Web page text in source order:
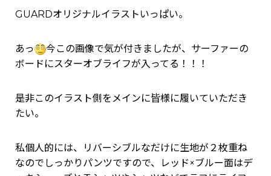
GUARDオリジナルイラストいっぱい。
あっ
今この画像で気が付きましたが、サーファーの
ボードにスターオブライフが入ってる！！！
是非このイラスト側をメインに皆様に履いていただき
たい。
私個人的には、リバーシブルなだけに生地が２枚重ね
なのでしっかりパンツですので、レッド×ブルー面はデ